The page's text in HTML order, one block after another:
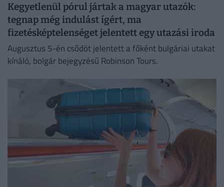
Kegyetlenül pórul jártak a magyar utazók:
tegnap még indulást ígért, ma
fizetésképtelenséget jelentett egy utazási iroda
Augusztus 5-én csődöt jelentett a főként bulgáriai utakat
kínáló, bolgár bejegyzésű Robinson Tours.